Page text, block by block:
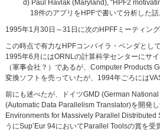
d) Paul Havlak (Maryland), “HPF2
18件のアプリをHPFで書いて分析した話
1995年1月30日～31日に次のHPFFミーティン
この時点で有力なHPFコンパイラ・ベンダと
1995年6月にはORNLの計算科学センターにサ
（軍事会社？）であるが、Computer Products
変換ソフトを売っていたが、1994年ごろには
前にも述べたが、ドイツGMD (German
(Automatic Data Parallelism Translator)を開発
Environments for Massively Parallel Distributed
うにSup’Eur 94においてParallel Toolsの賞を